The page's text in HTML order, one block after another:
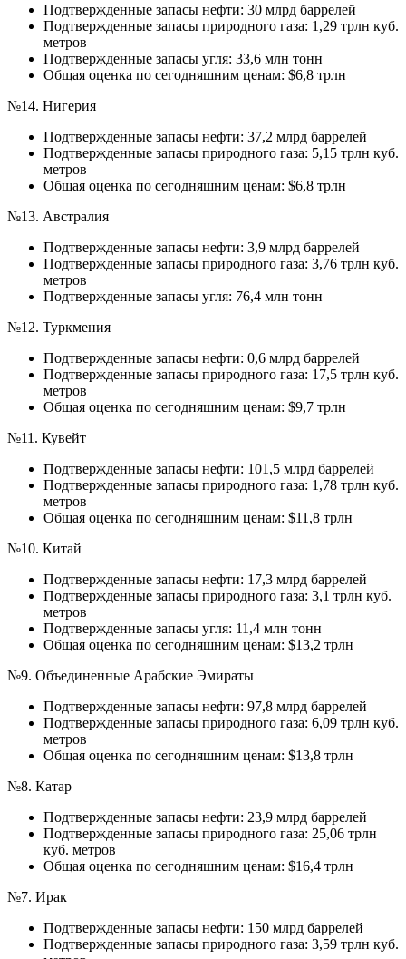
Подтвержденные запасы нефти: 30 млрд баррелей
Подтвержденные запасы природного газа: 1,29 трлн куб.
метров
Подтвержденные запасы угля: 33,6 млн тонн
Общая оценка по сегодняшним ценам: $6,8 трлн
№14. Нигерия
Подтвержденные запасы нефти: 37,2 млрд баррелей
Подтвержденные запасы природного газа: 5,15 трлн куб.
метров
Общая оценка по сегодняшним ценам: $6,8 трлн
№13. Австралия
Подтвержденные запасы нефти: 3,9 млрд баррелей
Подтвержденные запасы природного газа: 3,76 трлн куб.
метров
Подтвержденные запасы угля: 76,4 млн тонн
№12. Туркмения
Подтвержденные запасы нефти: 0,6 млрд баррелей
Подтвержденные запасы природного газа: 17,5 трлн куб.
метров
Общая оценка по сегодняшним ценам: $9,7 трлн
№11. Кувейт
Подтвержденные запасы нефти: 101,5 млрд баррелей
Подтвержденные запасы природного газа: 1,78 трлн куб.
метров
Общая оценка по сегодняшним ценам: $11,8 трлн
№10. Китай
Подтвержденные запасы нефти: 17,3 млрд баррелей
Подтвержденные запасы природного газа: 3,1 трлн куб.
метров
Подтвержденные запасы угля: 11,4 млн тонн
Общая оценка по сегодняшним ценам: $13,2 трлн
№9. Объединенные Арабские Эмираты
Подтвержденные запасы нефти: 97,8 млрд баррелей
Подтвержденные запасы природного газа: 6,09 трлн куб.
метров
Общая оценка по сегодняшним ценам: $13,8 трлн
№8. Катар
Подтвержденные запасы нефти: 23,9 млрд баррелей
Подтвержденные запасы природного газа: 25,06 трлн
куб. метров
Общая оценка по сегодняшним ценам: $16,4 трлн
№7. Ирак
Подтвержденные запасы нефти: 150 млрд баррелей
Подтвержденные запасы природного газа: 3,59 трлн куб.